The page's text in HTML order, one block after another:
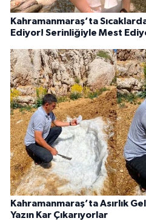
Kahramanmaraş’ta
Ediyor! Serinliğiyle Mest
Kahramanmaraş’ta Asırlık
Yazın Kar Çıkarıyorlar